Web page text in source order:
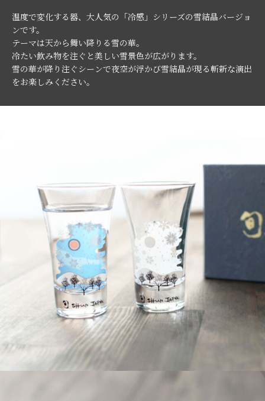
温度で変化する器、大人気の「冷感」シリーズの雪結晶バージョ
ンです。
テーマは天から舞い降りる雪の華。
冷たい飲み物を注ぐと美しい雪景色が広がります。
雪の華が降り注ぐシーンで夜空が浮かび雪結晶が現る斬新な演出
をお楽しみください。